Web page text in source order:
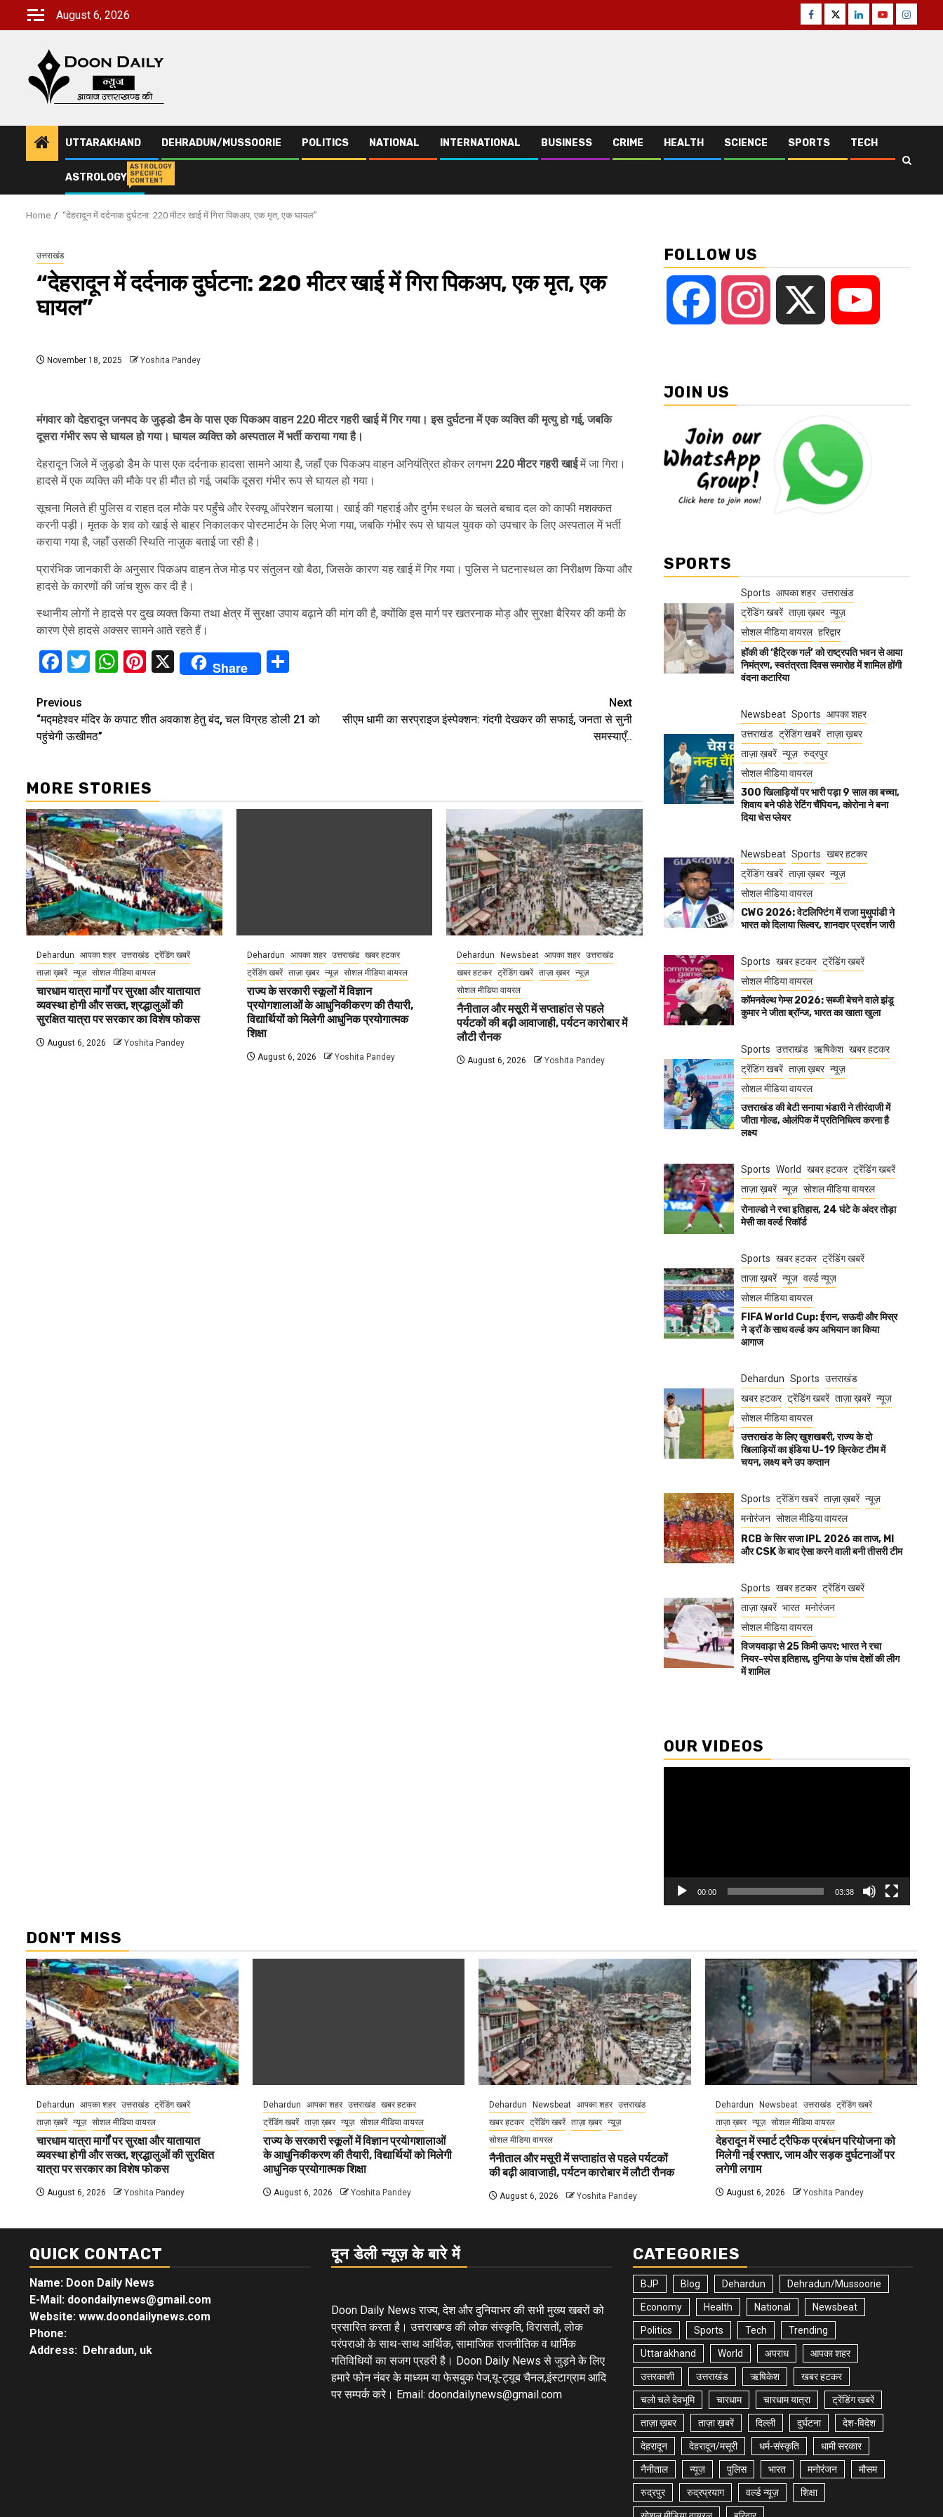
August 6, 2026 Facebook
TwitterLinkedinYoutube
UTTARAKHAND DEHRADUN/MUSSOORIE POLITICS NATIONAL INTERNATIONAL BUSINESS CRIME HEALTH SCIENCE SPORTS TECH
ASTROLOGY
ASTROLOGY
SPECIFIC
CONTENT
Home “देहरादून में दर्दनाक दुर्घटना: 220 मीटर खाई में गिरा पिकअप, एक मृत, एक घायल”
उत्तराखंड
“देहरादून में दर्दनाक दुर्घटना: 220 मीटर खाई में गिरा पिकअप, एक मृत, एक
घायल”
November 18, 2025 Yoshita Pandey
मंगवार को देहरादून जनपद के जुड्डो डैम के पास एक पिकअप वाहन 220 मीटर गहरी खाई में गिर गया। इस दुर्घटना में एक व्यक्ति की मृत्यु हो गई, जबकि
दूसरा गंभीर रूप से घायल हो गया। घायल व्यक्ति को अस्पताल में भर्ती कराया गया है।
देहरादून जिले में जुड्डो डैम के पास एक दर्दनाक हादसा सामने आया है, जहाँ एक पिकअप वाहन अनियंत्रित होकर लगभग 220 मीटर गहरी खाईमें जा गिरा।
हादसे में एक व्यक्ति की मौके पर ही मौत हो गई, जबकि दूसरा गंभीर रूप से घायल हो गया।
सूचना मिलते ही पुलिस व राहत दल मौके पर पहुँचे और रेस्क्यू ऑपरेशन चलाया। खाई की गहराई और दुर्गम स्थल के चलते बचाव दल को काफी मशक्कत
करनी पड़ी। मृतक के शव को खाई से बाहर निकालकर पोस्टमार्टम के लिए भेजा गया, जबकि गंभीर रूप से घायल युवक को उपचार के लिए अस्पताल में भर्ती
कराया गया है, जहाँ उसकी स्थिति नाज़ुक बताई जा रही है।
प्रारंभिक जानकारी के अनुसार पिकअप वाहन तेज मोड़ पर संतुलन खो बैठा, जिसके कारण यह खाई में गिर गया। पुलिस ने घटनास्थल का निरीक्षण किया और
हादसे के कारणों की जांच शुरू कर दी है।
स्थानीय लोगों ने हादसे पर दुख व्यक्त किया तथा क्षेत्र में सुरक्षा उपाय बढ़ाने की मांग की है, क्योंकि इस मार्ग पर खतरनाक मोड़ और सुरक्षा बैरियर की कमी के
कारण ऐसे हादसे अक्सर सामने आते रहते हैं।
Facebook
Twitter
WhatsApp
Pinterest
X Share
Continue
Reading
Previous
“मद्महेश्वर मंदिर के कपाट शीत अवकाश हेतु बंद, चल विग्रह डोली 21 को
पहुंचेगी ऊखीमठ”
Next
सीएम धामी का सरप्राइज इंस्पेक्शन: गंदगी देखकर की सफाई, जनता से सुनी
समस्याएँ..
MORE STORIES
Dehardun आपका शहर उत्तराखंड ट्रेंडिंग खबरें
ताज़ा ख़बरें न्यूज़ सोशल मीडिया वायरल
चारधाम यात्रा मार्गों पर सुरक्षा और यातायात
व्यवस्था होगी और सख्त, श्रद्धालुओं की
सुरक्षित यात्रा पर सरकार का विशेष फोकस
August 6, 2026 Yoshita Pandey
Dehardun आपका शहर उत्तराखंड खबर हटकर
ट्रेंडिंग खबरें ताज़ा ख़बर न्यूज़ सोशल मीडिया वायरल
राज्य के सरकारी स्कूलों में विज्ञान
प्रयोगशालाओं के आधुनिकीकरण की तैयारी,
विद्यार्थियों को मिलेगी आधुनिक प्रयोगात्मक
शिक्षा
August 6, 2026 Yoshita Pandey
Dehardun Newsbeat आपका शहर उत्तराखंड
खबर हटकर ट्रेंडिंग खबरें ताज़ा ख़बर न्यूज़
सोशल मीडिया वायरल
नैनीताल और मसूरी में सप्ताहांत से पहले
पर्यटकों की बढ़ी आवाजाही, पर्यटन कारोबार में
लौटी रौनक
August 6, 2026 Yoshita Pandey
FOLLOW US
Facebook Instagram
JOIN US
SPORTS
Sports आपका शहर उत्तराखंड
ट्रेंडिंग खबरें ताज़ा ख़बर न्यूज़
सोशल मीडिया वायरल हरिद्वार
हॉकी की ‘हैट्रिक गर्ल’ को राष्ट्रपति भवन से आया
निमंत्रण, स्वतंत्रता दिवस समारोह में शामिल होंगी
वंदना कटारिया
Newsbeat Sports आपका शहर
उत्तराखंड ट्रेंडिंग खबरें ताज़ा ख़बर
ताज़ा ख़बरें न्यूज़ रुद्रपुर
सोशल मीडिया वायरल
300 खिलाड़ियों पर भारी पड़ा 9 साल का बच्चा,
शिवाय बने फीडे रेटिंग चैंपियन, कोरोना ने बना
दिया चेस प्लेयर
Newsbeat Sports खबर हटकर
ट्रेंडिंग खबरें ताज़ा ख़बर न्यूज़
सोशल मीडिया वायरल
CWG 2026: वेटलिफ्टिंग में राजा मुथुपांडी ने
भारत को दिलाया सिल्वर, शानदार प्रदर्शन जारी
Sports खबर हटकर ट्रेंडिंग खबरें
सोशल मीडिया वायरल
कॉमनवेल्थ गेम्स 2026: सब्जी बेचने वाले झंडू
कुमार ने जीता ब्रॉन्ज, भारत का खाता खुला
Sports उत्तराखंड ऋषिकेश खबर हटकर
ट्रेंडिंग खबरें ताज़ा ख़बर न्यूज़
सोशल मीडिया वायरल
उत्तराखंड की बेटी सनाया भंडारी ने तीरंदाजी में
जीता गोल्ड, ओलंपिक में प्रतिनिधित्व करना है
लक्ष्य
Sports World खबर हटकर ट्रेंडिंग खबरें
ताज़ा ख़बरें न्यूज़ सोशल मीडिया वायरल
रोनाल्डो ने रचा इतिहास, 24 घंटे के अंदर तोड़ा
मेसी का वर्ल्ड रिकॉर्ड
Sports खबर हटकर ट्रेंडिंग खबरें
ताज़ा ख़बरें न्यूज़ वर्ल्ड न्यूज़
सोशल मीडिया वायरल
FIFA World Cup: ईरान, सऊदी और मिस्र
ने ड्रॉ के साथ वर्ल्ड कप अभियान का किया
आगाज
Dehardun Sports उत्तराखंड
खबर हटकर ट्रेंडिंग खबरें ताज़ा ख़बरें न्यूज़
सोशल मीडिया वायरल
उत्तराखंड के लिए खुशखबरी, राज्य के दो
खिलाड़ियों का इंडिया U-19 क्रिकेट टीम में
चयन, लक्ष्य बने उप कप्तान
Sports ट्रेंडिंग खबरें ताज़ा ख़बरें न्यूज़
मनोरंजन सोशल मीडिया वायरल
RCB के सिर सजा IPL 2026 का ताज, MI
और CSK के बाद ऐसा करने वाली बनी तीसरी टीम
Sports खबर हटकर ट्रेंडिंग खबरें
ताज़ा ख़बरें भारत मनोरंजन
सोशल मीडिया वायरल
विजयवाड़ा से 25 किमी ऊपर: भारत ने रचा
नियर-स्पेस इतिहास, दुनिया के पांच देशों की लीग
में शामिल
OUR VIDEOS
00:00 03:38
DON'T MISS
Dehardun आपका शहर उत्तराखंड ट्रेंडिंग खबरें
ताज़ा ख़बरें न्यूज़ सोशल मीडिया वायरल
चारधाम यात्रा मार्गों पर सुरक्षा और यातायात
व्यवस्था होगी और सख्त, श्रद्धालुओं की सुरक्षित
यात्रा पर सरकार का विशेष फोकस
August 6, 2026 Yoshita Pandey
Dehardun आपका शहर उत्तराखंड
खबर हटकर
ट्रेंडिंग खबरें
ताज़ा ख़बर न्यूज़ सोशल मीडिया वायरल
राज्य के सरकारी स्कूलों में विज्ञान प्रयोगशालाओं
के आधुनिकीकरण की तैयारी, विद्यार्थियों को मिलेगी
आधुनिक प्रयोगात्मक शिक्षा
August 6, 2026 Yoshita Pandey
Dehardun Newsbeat आपका शहर उत्तराखंड
खबर हटकर ट्रेंडिंग खबरें ताज़ा ख़बर न्यूज़
सोशल मीडिया वायरल
नैनीताल और मसूरी में सप्ताहांत से पहले पर्यटकों
की बढ़ी आवाजाही, पर्यटन कारोबार में लौटी रौनक
August 6, 2026 Yoshita Pandey
Dehardun Newsbeat उत्तराखंड
ट्रेंडिंग खबरें
ताज़ा ख़बर
न्यूज़ सोशल मीडिया वायरल
देहरादून में स्मार्ट ट्रैफिक प्रबंधन परियोजना को
मिलेगी नई रफ्तार, जाम और सड़क दुर्घटनाओं पर
लगेगी लगाम
August 6, 2026 Yoshita Pandey
QUICK CONTACT
Name: Doon Daily News
E-Mail: doondailynews@gmail.com
Website: www.doondailynews.com
Phone:
Address: Dehradun, uk
दून डेली न्यूज़ के बारे में
Doon Daily News राज्य, देश और दुनियाभर की सभी मुख्य खबरों को
प्रसारित करता है। उत्तराखण्ड की लोक संस्कृति, विरासतों, लोक
परंपराओ के साथ-साथ आर्थिक, सामाजिक राजनीतिक व धार्मिक
गतिविधियों का सजग प्रहरी है। Doon Daily News से जुड़ने के लिए
हमारे फोन नंबर के माध्यम या फेसबुक पेज,यू-ट्यूब चैनल,इंस्टाग्राम आदि
पर सम्पर्क करे। Email: doondailynews@gmail.com
CATEGORIES
BJP Blog Dehardun Dehradun/Mussoorie
Economy Health National Newsbeat
Politics Sports Tech Trending
Uttarakhand World अपराध आपका शहर
उत्तरकाशी उत्तराखंड ऋषिकेश खबर हटकर
चलो चले देवभूमि चारधाम चारधाम यात्रा ट्रेंडिंग खबरें
ताज़ा ख़बर ताज़ा ख़बरें दिल्ली दुर्घटना देश-विदेश
देहरादून देहरादून/मसूरी धर्म-संस्कृति धामी सरकार
नैनीताल न्यूज़ पुलिस भारत मनोरंजन मौसम
रुद्रपुर रुद्रप्रयाग वर्ल्ड न्यूज़ शिक्षा